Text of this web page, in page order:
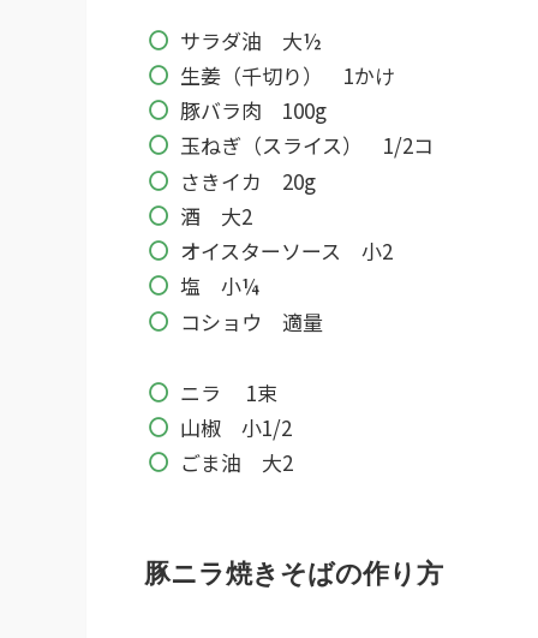
サラダ油 大½
生姜（千切り） 1かけ
豚バラ肉 100g
玉ねぎ（スライス） 1/2コ
さきイカ 20g
酒 大2
オイスターソース 小2
塩 小¼
コショウ 適量
ニラ 1束
山椒 小1/2
ごま油 大2
豚ニラ焼きそばの作り方